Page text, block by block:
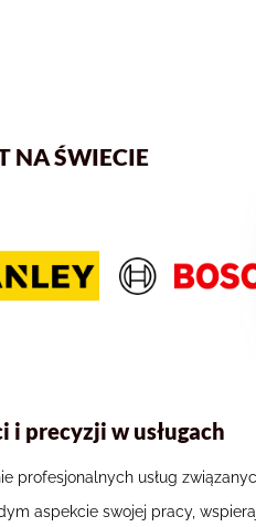
NA ŚWIECIE
i precyzji w usługach
profesjonalnych usług
aspekcie swojej pracy,